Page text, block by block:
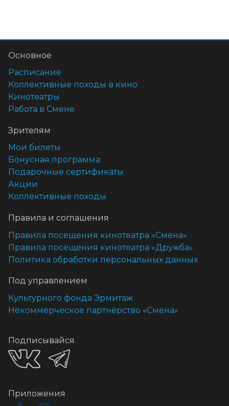
Основное
Расписание
Коллективные походы в кино
Кинотеатры
Работа в Смене
Зрителям
Мои билеты
Бонусная программа
Подарочные сертификаты
Акции
Коллективные походы
Правила и соглашения
Правила посещения кинотеатра «Смена»
Правила посещения кинотеатра «Дружба»
Политика обработки персональных данных
Под управлением
Культурного фонда Эрмитаж
Некоммерческое партнёрство «Смена»
Подписывайся
Приложения